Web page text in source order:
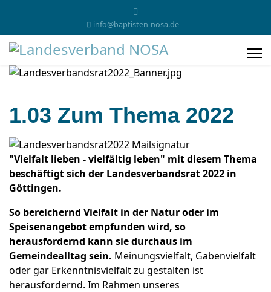
info@baptisten-nosa.de
1.03 Zum Thema 2022
"Vielfalt lieben - vielfältig leben" mit diesem Thema
beschäftigt sich der Landesverbandsrat 2022 in
Göttingen.
So bereichernd Vielfalt in der Natur oder im
Speisenangebot empfunden wird, so
herausfordernd kann sie durchaus im
Gemeindealltag sein. Meinungsvielfalt, Gabenvielfalt
oder gar Erkenntnisvielfalt zu gestalten ist
herausfordernd. Im Rahmen unseres